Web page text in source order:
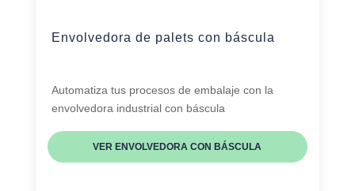
Envolvedora de palets con báscula
Automatiza tus procesos de embalaje con la
envolvedora industrial con báscula
VER ENVOLVEDORA CON BÁSCULA